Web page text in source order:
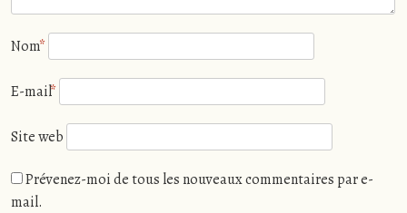
Nom*
E-mail*
Site web
Prévenez-moi de tous les nouveaux commentaires par e-
mail.